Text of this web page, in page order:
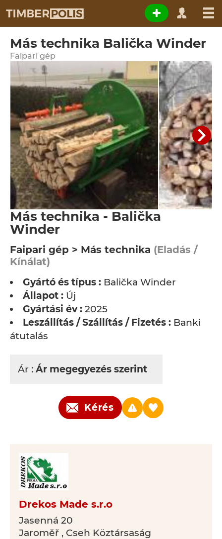
Más technika Balička Winder
Faipari gép
Más technika - Balička
Winder
Faipari gép > Más technika (Eladás /
Kínálat)
Gyártó és típus : Balička Winder
Állapot : Új
Gyártási év : 2025
Leszállítás / Szállítás / Fizetés : Banki
átutalás
Ár : Ár megegyezés szerint
Kérés
Drekos Made s.r.o
Jasenná 20
Jaroměř , Cseh Köztársaság